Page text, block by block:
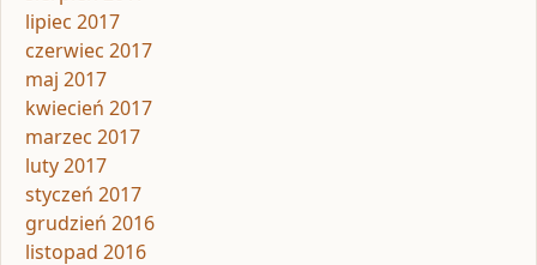
lipiec 2017
czerwiec 2017
maj 2017
kwiecień 2017
marzec 2017
luty 2017
styczeń 2017
grudzień 2016
listopad 2016